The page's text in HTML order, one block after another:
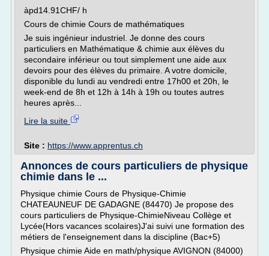
àpd14.91CHF/ h
Cours de chimie Cours de mathématiques
Je suis ingénieur industriel. Je donne des cours
particuliers en Mathématique & chimie aux élèves du
secondaire inférieur ou tout simplement une aide aux
devoirs pour des élèves du primaire. A votre domicile,
disponible du lundi au vendredi entre 17h00 et 20h, le
week-end de 8h et 12h à 14h à 19h ou toutes autres
heures après...
Lire la suite
Site : https://www.apprentus.ch
Annonces de cours particuliers de physique
chimie dans le ...
Physique chimie Cours de Physique-Chimie
CHATEAUNEUF DE GADAGNE (84470) Je propose des
cours particuliers de Physique-ChimieNiveau Collège et
Lycée(Hors vacances scolaires)J'ai suivi une formation des
métiers de l'enseignement dans la discipline (Bac+5)
Physique chimie Aide en math/physique AVIGNON (84000)